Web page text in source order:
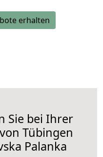
erhalten
Sie bei Ihrer
Tübingen
Palanka